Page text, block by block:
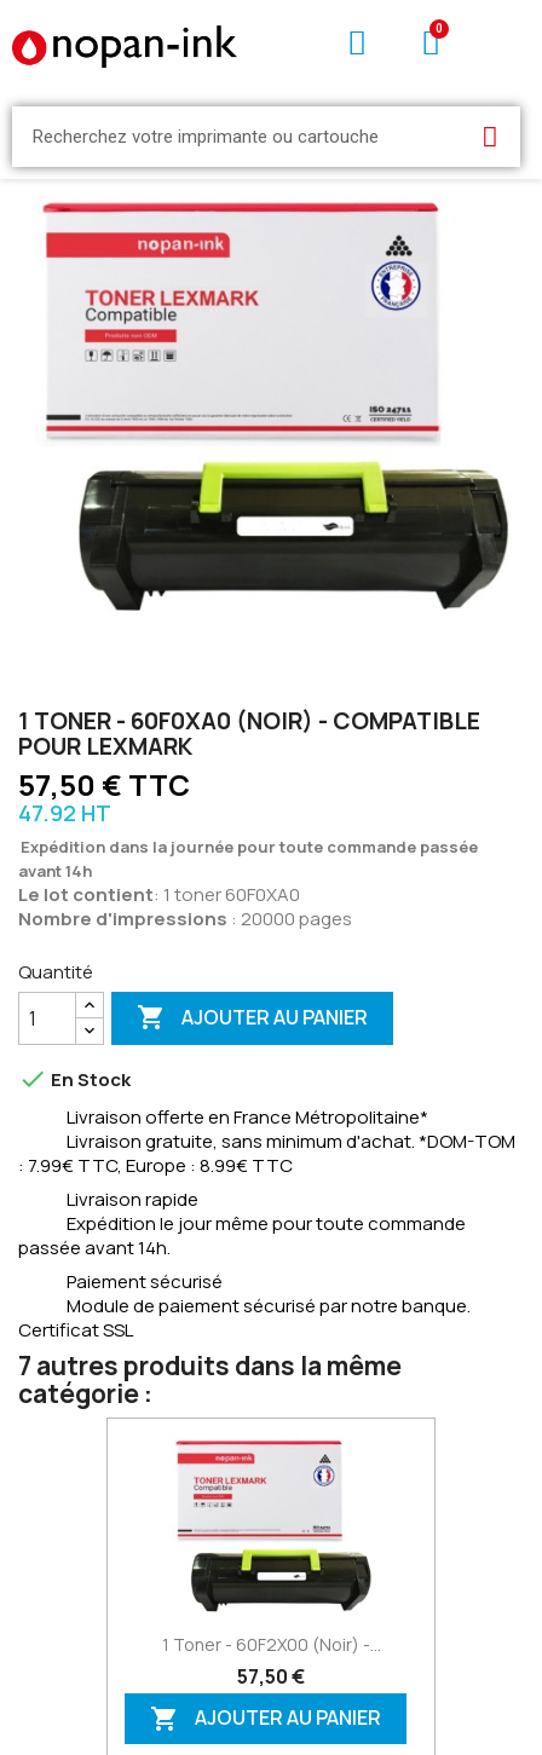
1 TONER - 60F0XA0 (NOIR) - COMPATIBLE
POUR LEXMARK
57,50 € TTC
47.92 HT
Expédition dans la journée pour toute commande passée
avant 14h
Le lot contient: 1 toner 60F0XA0
Nombre d'impressions : 20000 pages
Quantité
 AJOUTER AU PANIER
 En Stock
Livraison offerte en France Métropolitaine*
Livraison gratuite, sans minimum d'achat. *DOM-TOM
: 7.99€ TTC, Europe : 8.99€ TTC
Livraison rapide
Expédition le jour même pour toute commande
passée avant 14h.
Paiement sécurisé
Module de paiement sécurisé par notre banque.
Certificat SSL
7 autres produits dans la même
catégorie :
1 Toner - 60F2X00 (Noir) -...
57,50 €
 AJOUTER AU PANIER